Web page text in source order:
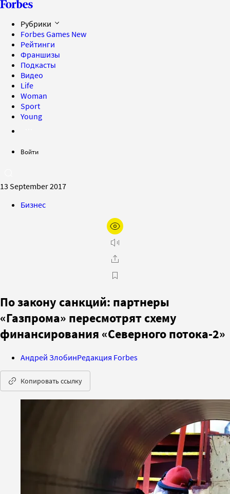
Рубрики
Forbes Games New
Рейтинги
Франшизы
Подкасты
Видео
Life
Woman
Sport
Young
Войти
13 September 2017
Бизнес
По закону санкций: партнеры
«Газпрома» пересмотрят схему
финансирования «Северного потока-2»
Андрей ЗлобинРедакция Forbes
Копировать ссылку